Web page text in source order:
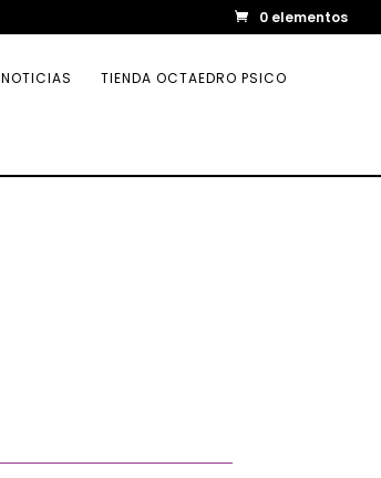
0 elementos
NOTICIAS TIENDA OCTAEDRO PSICO